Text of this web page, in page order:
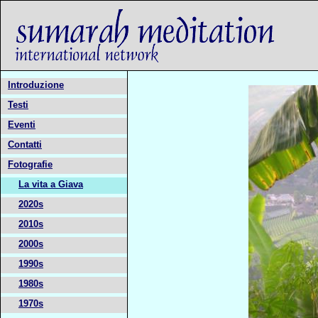
Introduzione
Testi
Eventi
Contatti
Fotografie
La vita a Giava
2020s
2010s
2000s
1990s
1980s
1970s